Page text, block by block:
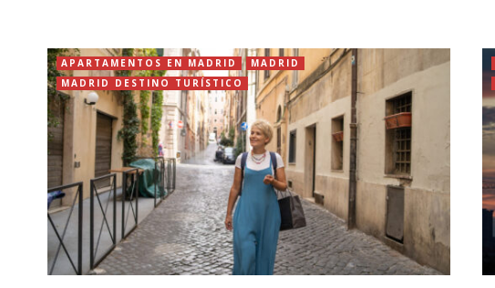
APARTAMENTOS EN MADRID
MADRID
MADRID DESTINO TURÍSTICO